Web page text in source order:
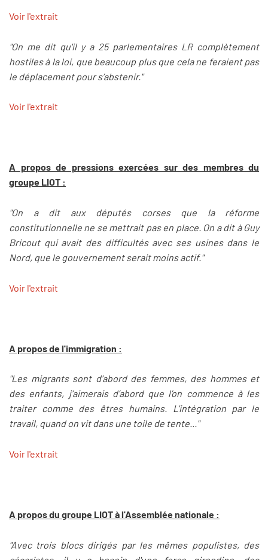
Voir l'extrait
"On me dit qu'il y a 25 parlementaires LR complètement
hostiles à la loi, que beaucoup plus que cela ne feraient pas
le déplacement pour s’abstenir."
Voir l'extrait
A propos de pressions exercées sur des membres du
groupe LIOT :
"On a dit aux députés corses que la réforme
constitutionnelle ne se mettrait pas en place. On a dit à Guy
Bricout qui avait des difficultés avec ses usines dans le
Nord, que le gouvernement serait moins actif."
Voir l'extrait
A propos de l'immigration :
"Les migrants sont d’abord des femmes, des hommes et
des enfants, j’aimerais d’abord que l’on commence à les
traiter comme des êtres humains. L'intégration par le
travail, quand on vit dans une toile de tente..."
Voir l'extrait
A propos du groupe LIOT à l'Assemblée nationale :
"Avec trois blocs dirigés par les mêmes populistes, des